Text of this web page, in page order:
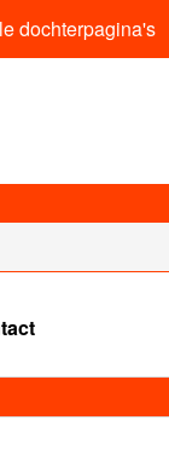
dochterpagina's